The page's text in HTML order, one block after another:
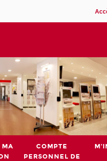
MA
COMPTE
PERSONNEL DE